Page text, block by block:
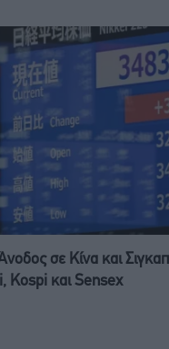
σε Κίνα και
και Sensex